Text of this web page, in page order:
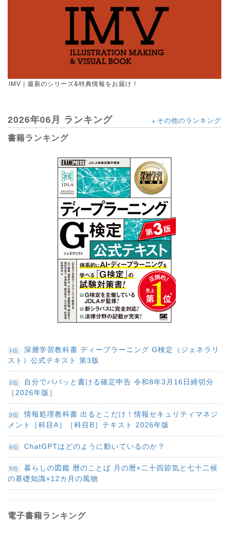
IMV｜最新のシリーズ&特典情報をお届け！
2026年06月 ランキング その他のランキング
書籍ランキング
1位
深層学習教科書 ディープラーニング G検定（ジェネラリ
スト）公式テキスト 第3版
2位
自分でパパッと書ける確定申告 令和8年3月16日締切分
［2026年版］
3位
情報処理教科書 出るとこだけ！情報セキュリティマネジ
メント［科目A］［科目B］テキスト 2026年版
4位 ChatGPTはどのように動いているのか？
5位
暮らしの図鑑 暦のことば 月の暦×二十四節気と七十二候
の基礎知識×12カ月の風物
電子書籍ランキング